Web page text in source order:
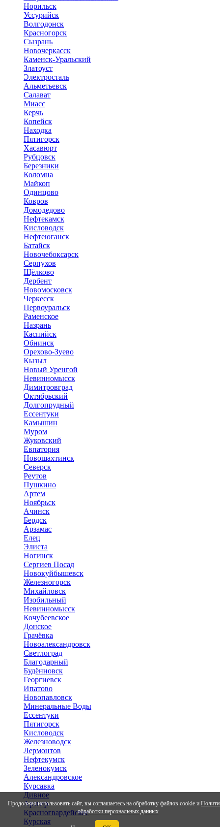
Продолжая использовать сайт, вы соглашаетесь на обработку файлов cookie и
обработки персональных данных
Норильск
Уссурийск
Волгодонск
Красногорск
Сызрань
Новочеркасск
Каменск-Уральский
Златоуст
Электросталь
Альметьевск
Салават
Миасс
Керчь
Копейск
Находка
Пятигорск
Хасавюрт
Рубцовск
Березники
Коломна
Майкоп
Одинцово
Ковров
Домодедово
Нефтекамск
Кисловодск
Нефтеюганск
Батайск
Новочебоксарск
Серпухов
Щёлково
Дербент
Новомосковск
Черкесск
Первоуральск
Раменское
Назрань
Каспийск
Обнинск
Орехово-Зуево
Кызыл
Новый Уренгой
Невинномысск
Димитровград
Октябрьский
Долгопрудный
Ессентуки
Камышин
Муром
Жуковский
Евпатория
Новошахтинск
Северск
Реутов
Пушкино
Артем
Ноябрьск
Ачинск
Бердск
Арзамас
Елец
Элиста
Ногинск
Сергиев Посад
Новокуйбышевск
Железногорск
Михайловск
Изобильный
Невинномысск
Кочубеевское
Донское
Грачёвка
Новоалександровск
Светлоград
Благодарный
Будённовск
Георгиевск
Ипатово
Новопавловск
Минеральные Воды
Ессентуки
Пятигорск
Кисловодск
Железноводск
Лермонтов
Нефтекумск
Зеленокумск
Александровское
Курсавка
Дивное
Арзгир
Красногвардейское
Курская